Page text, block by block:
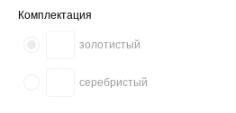
Комплектация
золотистый
серебристый